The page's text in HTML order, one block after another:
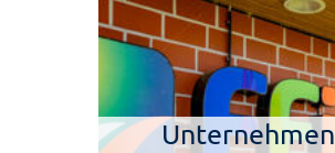
Unternehmen